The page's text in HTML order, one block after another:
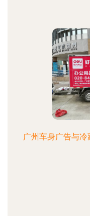
广州车身广告与